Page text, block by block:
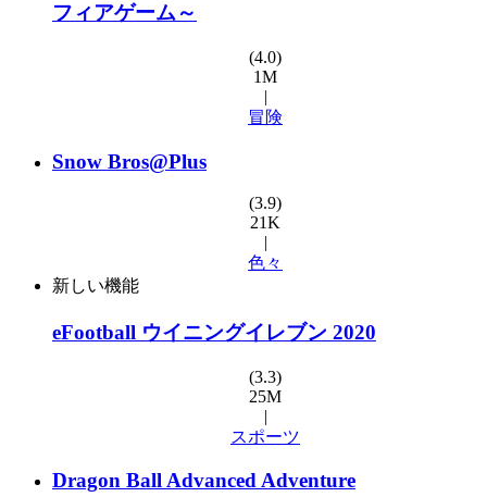
フィアゲーム～
(4.0)
1M
|
冒険
Snow Bros@Plus
(3.9)
21K
|
色々
新しい機能
eFootball ウイニングイレブン 2020
(3.3)
25M
|
スポーツ
Dragon Ball Advanced Adventure